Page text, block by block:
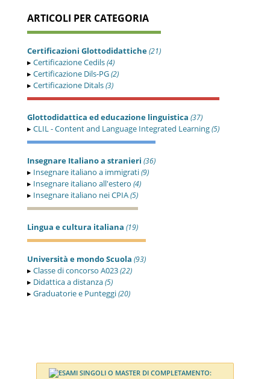
ARTICOLI PER CATEGORIA
Certificazioni Glottodidattiche(21)
▸Certificazione Cedils(4)
▸Certificazione Dils-PG(2)
▸Certificazione Ditals(3)
Glottodidattica ed educazione linguistica (37)
▸CLIL - Content and Language Integrated Learning(5)
Insegnare Italiano a stranieri (36)
▸ Insegnare italiano a immigrati(9)
▸ Insegnare italiano all'estero (4)
▸ Insegnare italiano nei CPIA(5)
Lingua e cultura italiana (19)
Università e mondo Scuola (93)
▸Classe di concorso A023(22)
▸ Didattica a distanza(5)
▸Graduatorie e Punteggi(20)